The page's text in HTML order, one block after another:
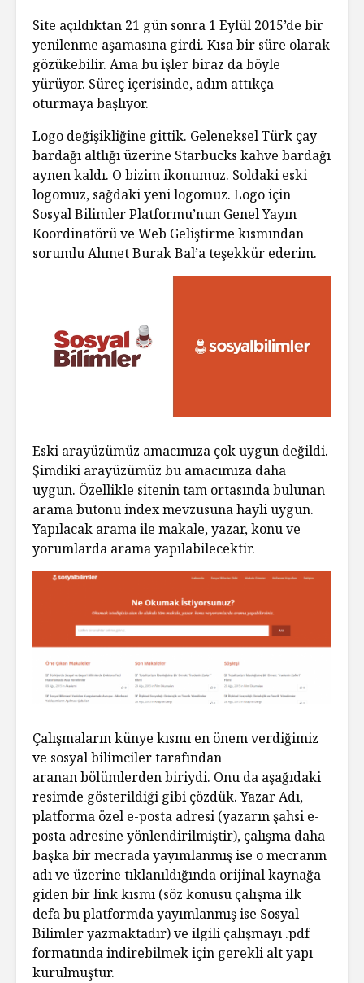
Site açıldıktan 21 gün sonra 1 Eylül 2015’de bir
yenilenme aşamasına girdi. Kısa bir süre olarak
gözükebilir. Ama bu işler biraz da böyle
yürüyor. Süreç içerisinde, adım attıkça
oturmaya başlıyor.
Logo değişikliğine gittik. Geleneksel Türk çay
bardağı altlığı üzerine Starbucks kahve bardağı
aynen kaldı. O bizim ikonumuz. Soldaki eski
logomuz, sağdaki yeni logomuz. Logo için
Sosyal Bilimler Platformu’nun Genel Yayın
Koordinatörü ve Web Geliştirme kısmından
sorumlu Ahmet Burak Bal’a teşekkür ederim.
Eski arayüzümüz amacımıza çok uygun değildi.
Şimdiki arayüzümüz bu amacımıza daha
uygun. Özellikle sitenin tam ortasında bulunan
arama butonu index mevzusuna hayli uygun.
Yapılacak arama ile makale, yazar, konu ve
yorumlarda arama yapılabilecektir.
Çalışmaların künye kısmı en önem verdiğimiz
ve sosyal bilimciler tarafından
aranan bölümlerden biriydi. Onu da aşağıdaki
resimde gösterildiği gibi çözdük. Yazar Adı,
platforma özel e-posta adresi (yazarın şahsi e-
posta adresine yönlendirilmiştir), çalışma daha
başka bir mecrada yayımlanmış ise o mecranın
adı ve üzerine tıklanıldığında orijinal kaynağa
giden bir link kısmı (söz konusu çalışma ilk
defa bu platformda yayımlanmış ise Sosyal
Bilimler yazmaktadır) ve ilgili çalışmayı .pdf
formatında indirebilmek için gerekli alt yapı
kurulmuştur.